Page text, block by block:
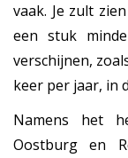
vaak. Je zult
een stuk
verschijnen,
keer per jaar, in
Namens het
Oostburg en